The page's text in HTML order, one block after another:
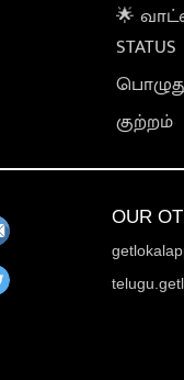
🌟
STATUS
குற்றம்
OUR